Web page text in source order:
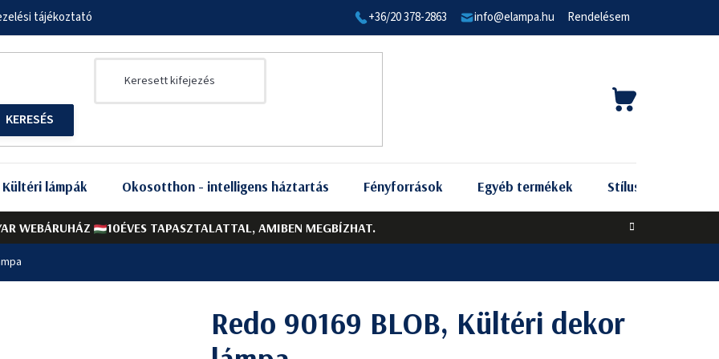
WEBÁRUHÁZ 10ÉVES TAPASZTALATTAL, AMIBEN MEGBÍZHAT.
tájékoztató +36/20 378-2863 info@elampa.hu Rendelésem
KOSÁR
Kültéri lámpák Okosotthon - intelligens háztartás Fényforrások Egyéb termékek Stílus szerint
Redo 90169 BLOB, Kültéri dekor